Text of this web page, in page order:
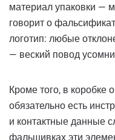
материал упаковки —
говорит о
логотип: любые
— веский повод
Кроме того, в коробке
обязательно есть
и контактные данные
фальшивках эти